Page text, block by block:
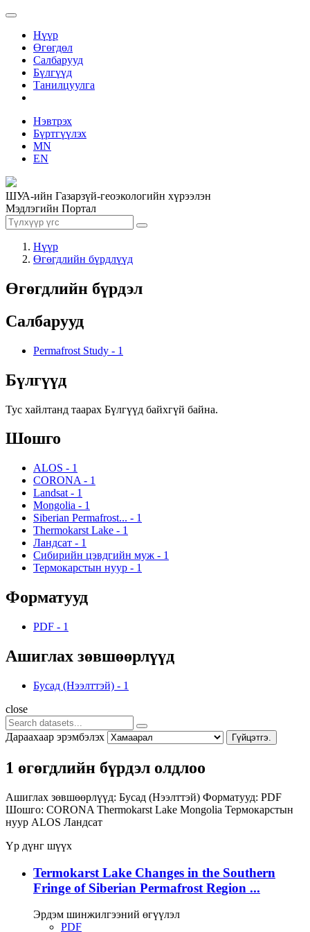
Нүүр
Өгөгдөл
Салбарууд
Бүлгүүд
Танилцуулга
Нэвтрэх
Бүртгүүлэх
MN
EN
ШУА-ийн Газарзүй-геоэкологийн хүрээлэн
Мэдлэгийн Портал
Нүүр
Өгөгдлийн бүрдлүүд
Өгөгдлийн бүрдэл
Салбарууд
Permafrost Study - 1
Бүлгүүд
Тус хайлтанд таарах Бүлгүүд байхгүй байна.
Шошго
ALOS - 1
CORONA - 1
Landsat - 1
Mongolia - 1
Siberian Permafrost... - 1
Thermokarst Lake - 1
Ландсат - 1
Сибирийн цэвдгийн муж - 1
Термокарстын нуур - 1
Форматууд
PDF - 1
Ашиглах зөвшөөрлүүд
Бусад (Нээлттэй) - 1
close
Дараахаар эрэмбэлэх Гүйцэтгэ.
1 өгөгдлийн бүрдэл олдлоо
Ашиглах зөвшөөрлүүд: Бусад (Нээлттэй) Форматууд: PDF
Шошго: CORONA Thermokarst Lake Mongolia Термокарстын
нуур ALOS Ландсат
Үр дүнг шүүх
Termokarst Lake Changes in the Southern
Fringe of Siberian Permafrost Region ...
Эрдэм шинжилгээний өгүүлэл
PDF